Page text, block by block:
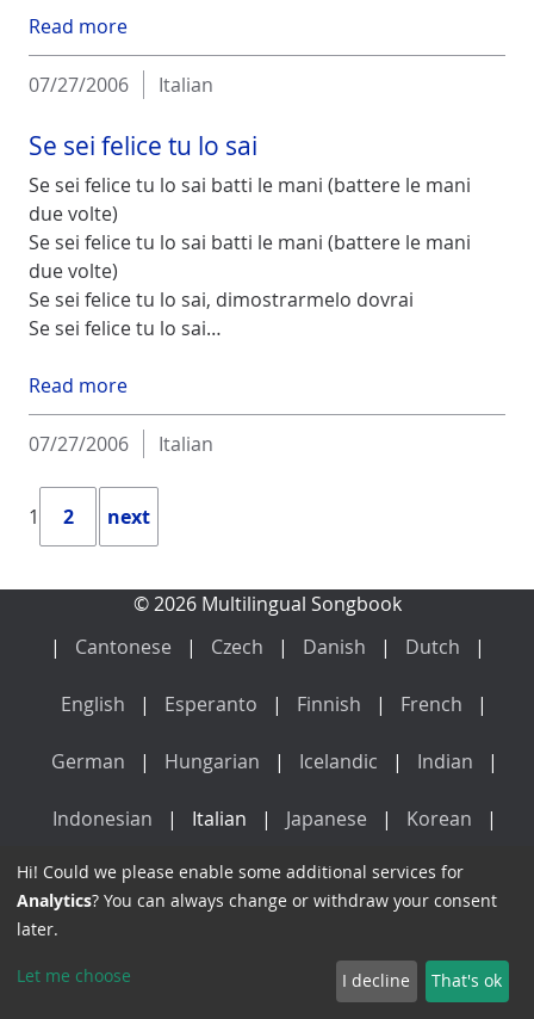
Read more
07/27/2006 Italian
Se sei felice tu lo sai
Se sei felice tu lo sai batti le mani (battere le mani
due volte)
Se sei felice tu lo sai batti le mani (battere le mani
due volte)
Se sei felice tu lo sai, dimostrarmelo dovrai
Se sei felice tu lo sai…
Read more
07/27/2006 Italian
1 2 next
© 2026 Multilingual Songbook
Cantonese
Czech Danish Dutch
English Esperanto Finnish French
German Hungarian Icelandic Indian
Indonesian Italian Japanese Korean
Latin Mandarin Norwegian Polish
Portuguese
Hi! Could we please enable some additional services for
Analytics? You can always change or withdraw your consent
later.
Let me choose I decline That's ok